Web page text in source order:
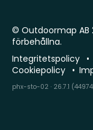
© Outdoormap AB
förbehållna.
Integritetspolicy
Cookiepolicy
phx-sto-02 · 26.7.1